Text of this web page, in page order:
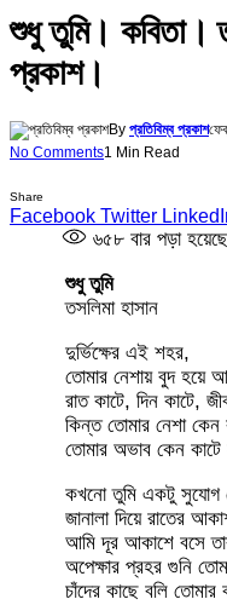
শুধু তুমি। কবিতা।
প্রকাশ।
By প্রতিবিম্ব প্রকাশ
No Comments1 Min Read
Share
Facebook Twitter
৬৫৮ বার পড়া হয়েছে
শুধু তুমি
তসলিমা হাসান
দুর্ভিক্ষের এই শহর,
তোমার নেশায় বুদ হয়ে
রাত কাটে, দিন কাটে,
কিন্ত তোমার নেশা কেন
তোমার অভাব কেন কাটে
কখনো তুমি একটু সুযোগ
জানালা দিয়ে রাতের
আমি দূর আকাশে বসে
অপেক্ষার প্রহর গুনি
চাঁদের কাছে বলি তোমার